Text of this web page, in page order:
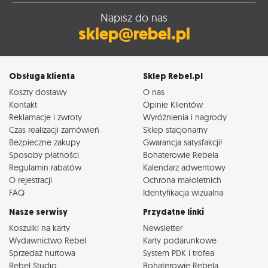
Napisz do nas
sklep@rebel.pl
Obsługa klienta
Koszty dostawy
Kontakt
Reklamacje i zwroty
Czas realizacji zamówień
Bezpieczne zakupy
Sposoby płatności
Regulamin rabatów
O rejestracji
FAQ
Sklep Rebel.pl
O nas
Opinie Klientów
Wyróżnienia i nagrody
Sklep stacjonarny
Gwarancja satysfakcji!
Bohaterowie Rebela
Kalendarz adwentowy
Ochrona małoletnich
Identyfikacja wizualna
Nasze serwisy
Koszulki na karty
Wydawnictwo Rebel
Sprzedaż hurtowa
Rebel Studio
Przydatne linki
Newsletter
Karty podarunkowe
System PDK i trofea
Bohaterowie Rebela